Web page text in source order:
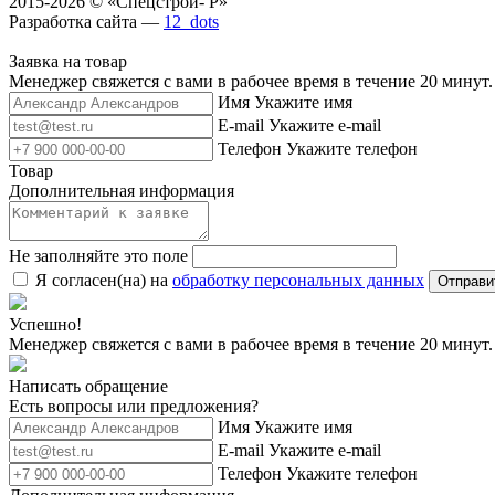
Разработка сайта — 12_dots
Заявка на товар
Менеджер свяжется с вами в рабочее время в течение 20 минут.
Имя Укажите имя
E-mail Укажите e-mail
Телефон Укажите телефон
Товар
Дополнительная информация
Не заполняйте это поле
Я согласен(на) на обработку персональных данных
Успешно!
Менеджер свяжется с вами в рабочее время в течение 20 минут.
Написать обращение
Есть вопросы или предложения?
Имя Укажите имя
E-mail Укажите e-mail
Телефон Укажите телефон